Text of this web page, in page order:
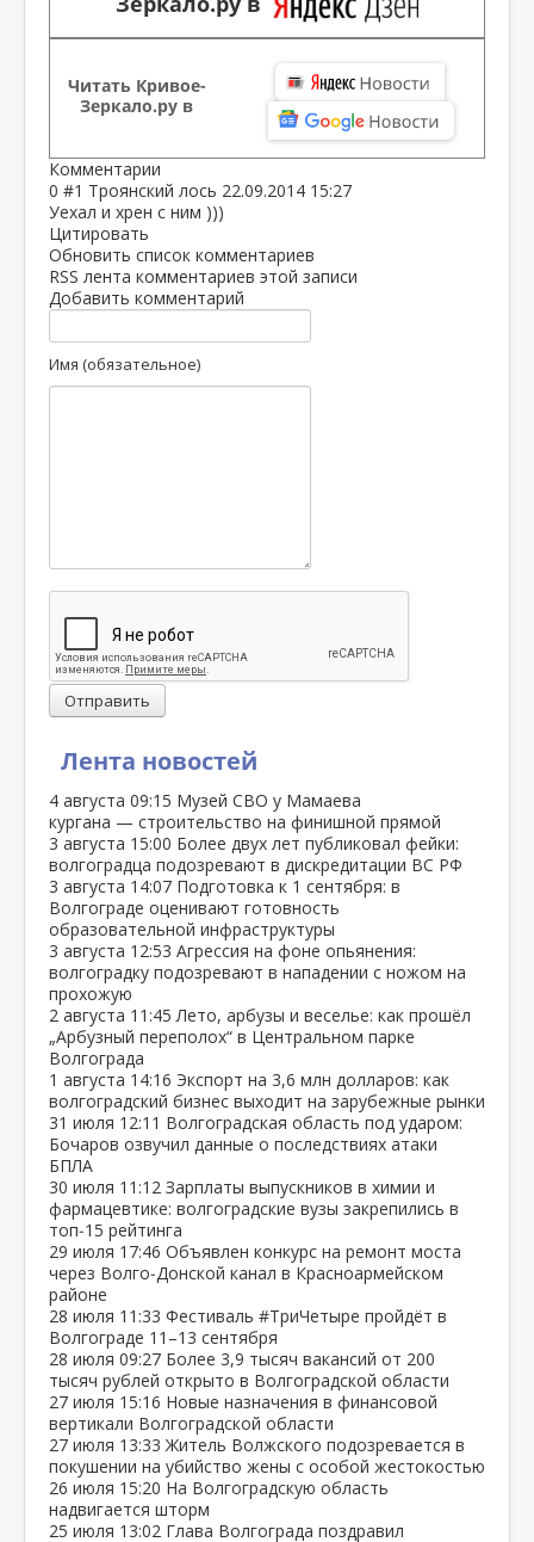
Лента новостей
4 августа 09:15 Музей СВО у Мамаева
кургана — строительство на финишной прямой
3 августа 15:00 Более двух лет публиковал фейки:
волгоградца подозревают в дискредитации ВС РФ
3 августа 14:07 Подготовка к 1 сентября: в
Волгограде оценивают готовность
образовательной инфраструктуры
3 августа 12:53 Агрессия на фоне опьянения:
волгоградку подозревают в нападении с ножом на
прохожую
2 августа 11:45 Лето, арбузы и веселье: как прошёл
„Арбузный переполох“ в Центральном парке
Волгограда
1 августа 14:16 Экспорт на 3,6 млн долларов: как
волгоградский бизнес выходит на зарубежные рынки
31 июля 12:11 Волгоградская область под ударом:
Бочаров озвучил данные о последствиях атаки
БПЛА
30 июля 11:12 Зарплаты выпускников в химии и
фармацевтике: волгоградские вузы закрепились в
топ‑15 рейтинга
29 июля 17:46 Объявлен конкурс на ремонт моста
через Волго‑Донской канал в Красноармейском
районе
28 июля 11:33 Фестиваль #ТриЧетыре пройдёт в
Волгограде 11–13 сентября
28 июля 09:27 Более 3,9 тысяч вакансий от 200
тысяч рублей открыто в Волгоградской области
27 июля 15:16 Новые назначения в финансовой
вертикали Волгоградской области
27 июля 13:33 Житель Волжского подозревается в
покушении на убийство жены с особой жестокостью
26 июля 15:20 На Волгоградскую область
надвигается шторм
25 июля 13:02 Глава Волгограда поздравил
Читать Кривое-
Зеркало.ру в
Комментарии
0 #1 Троянский лось 22.09.2014 15:27
Уехал и хрен с ним )))
Цитировать
Обновить список комментариев
RSS лента комментариев этой записи
Добавить комментарий
Имя (обязательное)
Отправить